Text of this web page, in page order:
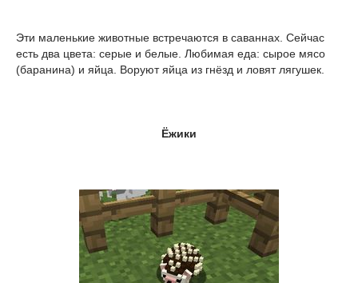
Эти маленькие животные встречаются в саваннах. Сейчас
есть два цвета: серые и белые. Любимая еда: сырое мясо
(баранина) и яйца. Воруют яйца из гнёзд и ловят лягушек.
Ёжики